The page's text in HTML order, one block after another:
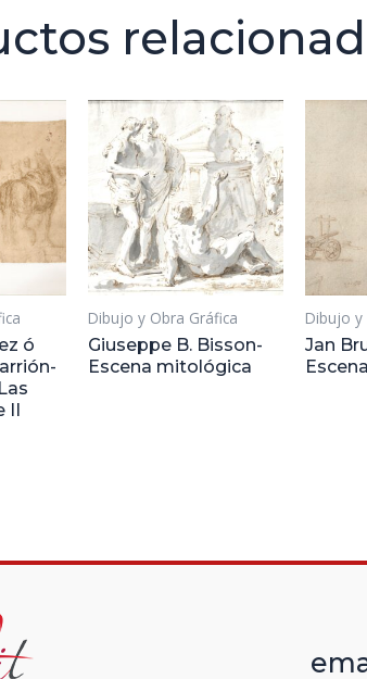
ó
Dibujo y Obra Gráfica
Giuseppe B. Bisson-
Escena mitológica
Dibujo y
Jan